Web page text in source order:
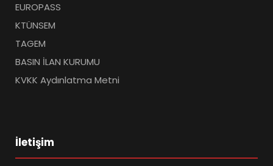
EUROPASS
KTÜNSEM
TAGEM
BASIN İLAN KURUMU
KVKK Aydınlatma Metni
İletişim